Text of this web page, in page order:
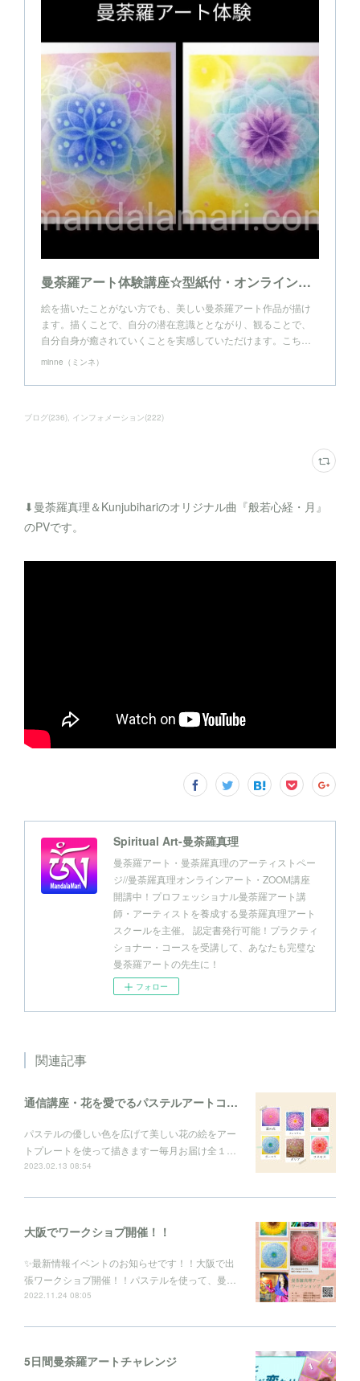
曼荼羅アート体験講座☆型紙付・オンラインチケット
絵を描いたことがない方でも、美しい曼荼羅アート作品が描け
ます。描くことで、自分の潜在意識ととながり、観ることで、
自分自身が癒されていくことを実感していただけます。こち…
minne（ミンネ）
ブログ(236) インフォメーション(222)
⬇︎曼荼羅真理＆Kunjubihariのオリジナル曲『般若心経・月』
のPVです。
Spiritual Art-曼荼羅真理
曼荼羅アート・曼荼羅真理のアーティストペー
ジ//曼荼羅真理オンラインアート・ZOOM講座
開講中！プロフェッショナル曼荼羅アート講
師・アーティストを養成する曼荼羅真理アート
スクールを主催。 認定書発行可能！プラクティ
ショナー・コースを受講して、あなたも完璧な
曼荼羅アートの先生に！
フォロー
関連記事
通信講座・花を愛でるパステルアートコレクション
パステルの優しい色を広げて美しい花の絵をアー
トプレートを使って描きますー毎月お届け全１…
2023.02.13 08:54
大阪でワークショプ開催！！
✨最新情報イベントのお知らせです！！大阪で出
張ワークショプ開催！！パステルを使って、曼…
2022.11.24 08:05
5日間曼荼羅アートチャレンジ